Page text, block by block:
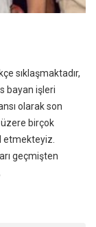
sıklaşmaktadır,
bayan işleri
olarak son
birçok
etmekteyiz.
geçmişten